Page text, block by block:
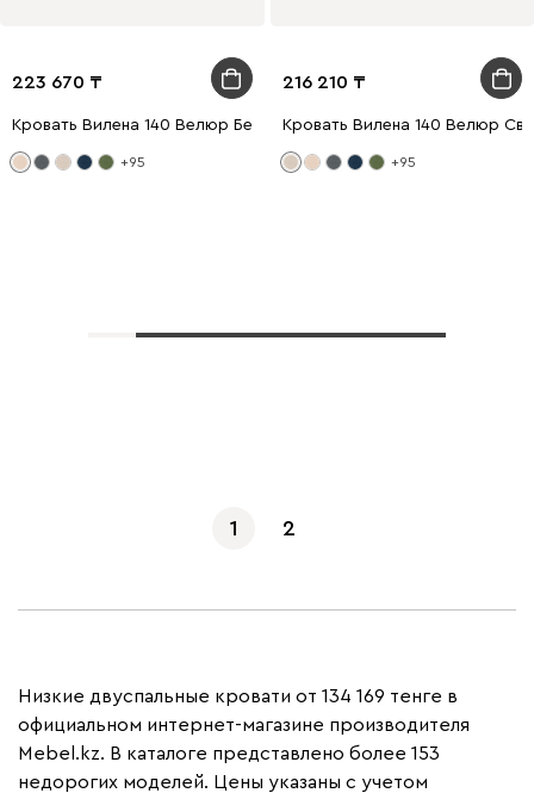
223 670
Кровать Вилена 140 Велюр Бежевый
+95
216 210
Кровать Вилена 140 Велюр
+95
1 2
Низкие двуспальные кровати от 134 169 тенге в
официальном интернет-магазине производителя
Mebel.kz. В каталоге представлено более 153
недорогих моделей. Цены указаны с учетом